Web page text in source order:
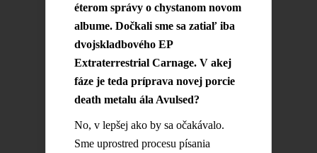
éterom správy o chystanom novom
albume. Dočkali sme sa zatiaľ iba
dvojskladbového EP
Extraterrestrial Carnage. V akej
fáze je teda príprava novej porcie
death metalu ála Avulsed?
No, v lepšej ako by sa očakávalo.
Sme uprostred procesu písania